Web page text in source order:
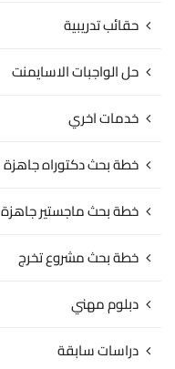
حقائب تدريبية
حل الواجبات الاسايمنت
خدمات اخري
خطة بحث دكتوراه جاهزة
خطة بحث ماجستير جاهزة
خطة بحث مشروع تخرج
دبلوم مهني
دراسات سابقة